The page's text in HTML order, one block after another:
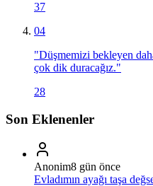
37
04
"Düşmemizi bekleyen
çok dik duracağız."
28
Son Eklenenler
Anonim8 gün önce
Evladımın ayağı taşa